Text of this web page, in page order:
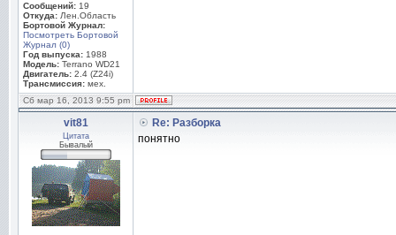
Сообщений: 19
Откуда: Лен.Область
Бортовой Журнал:
Посмотреть Бортовой
Журнал (0)
Год выпуска: 1988
Модель: Terrano WD21
Двигатель: 2.4 (Z24i)
Трансмиссия: мех.
Сб мар 16, 2013 9:55 pm
vit81
Цитата
Бывалый
Re: Разборка
понятно